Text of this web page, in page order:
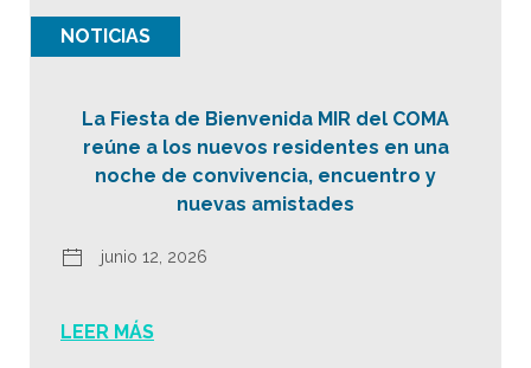
NOTICIAS
La Fiesta de Bienvenida MIR del COMA
reúne a los nuevos residentes en una
noche de convivencia, encuentro y
nuevas amistades
junio 12, 2026
LEER MÁS